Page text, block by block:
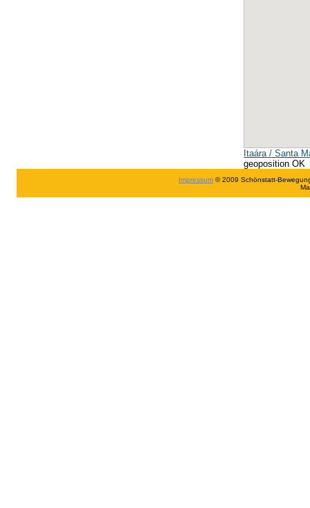
Itaára / Santa
geoposition OK
Impressum © 2009 Schönstatt-